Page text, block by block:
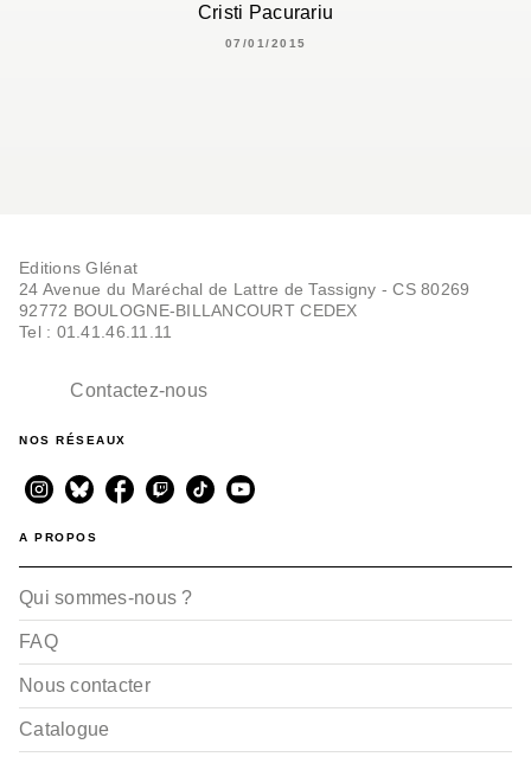
Cristi Pacurariu
07/01/2015
Editions Glénat
24 Avenue du Maréchal de Lattre de Tassigny - CS 80269
92772 BOULOGNE-BILLANCOURT CEDEX
Tel : 01.41.46.11.11
Contactez-nous
NOS RÉSEAUX
A PROPOS
Qui sommes-nous ?
FAQ
Nous contacter
Catalogue